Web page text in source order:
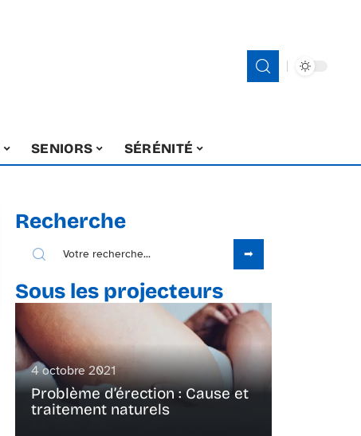
SENIORS SÉRÉNITÉ
Recherche
Sous les projecteurs
4 octobre 2021
Problème d’érection : Cause et
traitement naturels